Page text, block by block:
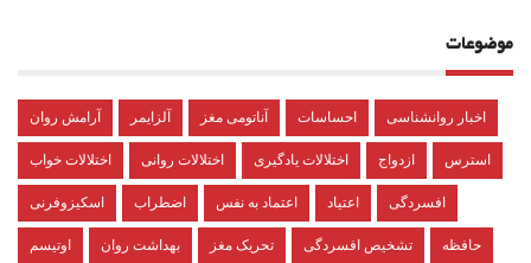
موضوعات
آرامش روان آلزایمر آناتومی مغز احساسات اخبار روانشناسی
اختلالات خواب اختلالات روانی اختلالات یادگیری ازدواج استرس
اسکیزوفرنی اضطراب اعتماد به نفس اعتیاد افسردگی
اوتیسم بهداشت روان تحریک مغز تشخیص افسردگی حافظه